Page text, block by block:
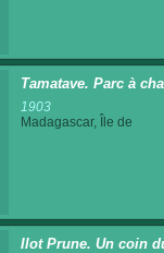
Tamatave. Parc à
1903
Madagascar, Île de
Ilot Prune. Un coin